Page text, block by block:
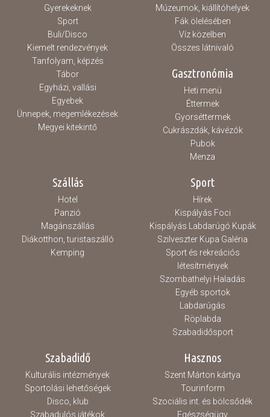
Gyerekeknek
Sport
Buli/Disco
Kiemelt rendezvények
Tanfolyam, képzés
Tábor
Egyházi, vallási
Egyebek
Ünnepek, megemlékezések
Megyei kitekintő
Múzeumok, kiállítóhelyek
Fák ölelésében
Víz közelben
Összes látnivaló
Gasztronómia
Heti menü
Éttermek
Gyorséttermek
Cukrászdák, kávézók
Pubok
Menza
Szállás
Hotel
Panzió
Magánszállás
Diákotthon, turistaszálló
Kemping
Sport
Hírek
Kispályás Foci
Kispályás Labdarúgó Kupák
Szilveszter Kupa Galéria
Sport és rekreációs
létesítmények
Szombathelyi Haladás
Egyéb sportok
Labdarúgás
Röplabda
Szabadidősport
Szabadidő
Kulturális intézmények
Sportolási lehetőségek
Disco, klub
Szabadulós játékok
Hasznos
Szent Márton kártya
Tourinform
Szociális int. és bölcsődék
Egészségügy